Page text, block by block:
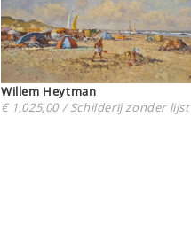
Willem Heytman
€ 1,025,00 / Schilderij zonder lijst